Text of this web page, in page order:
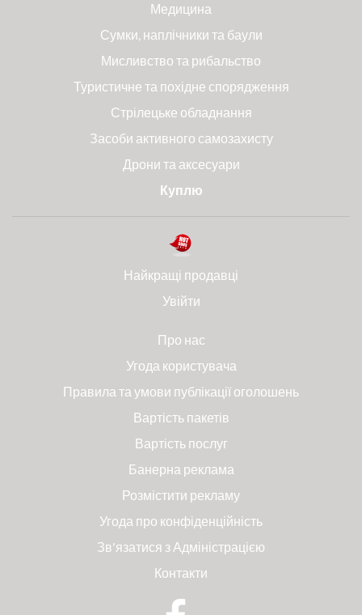
Медицина
Сумки, наплічники та баули
Мисливство та рибальство
Туристичне та похідне спорядження
Стрілецьке обладнання
Засоби активного самозахисту
Дрони та аксесуари
Куплю
Найкращі продавці
Увійти
Про нас
Угода користувача
Правила та умови публікації оголошень
Вартість пакетів
Вартість послуг
Банерна реклама
Розмістити рекламу
Угода про конфіденційність
Зв'язатися з Адміністрацією
Контакти